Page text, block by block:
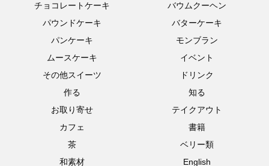
チョコレートケーキ
バウムクーヘン
パウンドケーキ
バターケーキ
パンケーキ
モンブラン
ムースケーキ
イベント
その他スイーツ
ドリンク
作る
知る
お取り寄せ
テイクアウト
カフェ
書籍
茶
ベリー類
和素材
English